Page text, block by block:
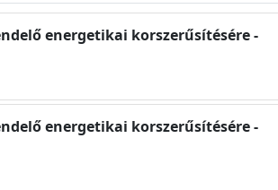
energetikai korszerűsítésére -
energetikai korszerűsítésére -